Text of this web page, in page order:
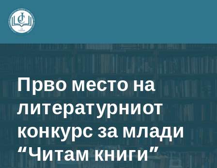
Прво место на
литературниот
конкурс за млади
“Читам книги”